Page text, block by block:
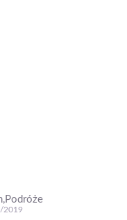
,Podróże
2019